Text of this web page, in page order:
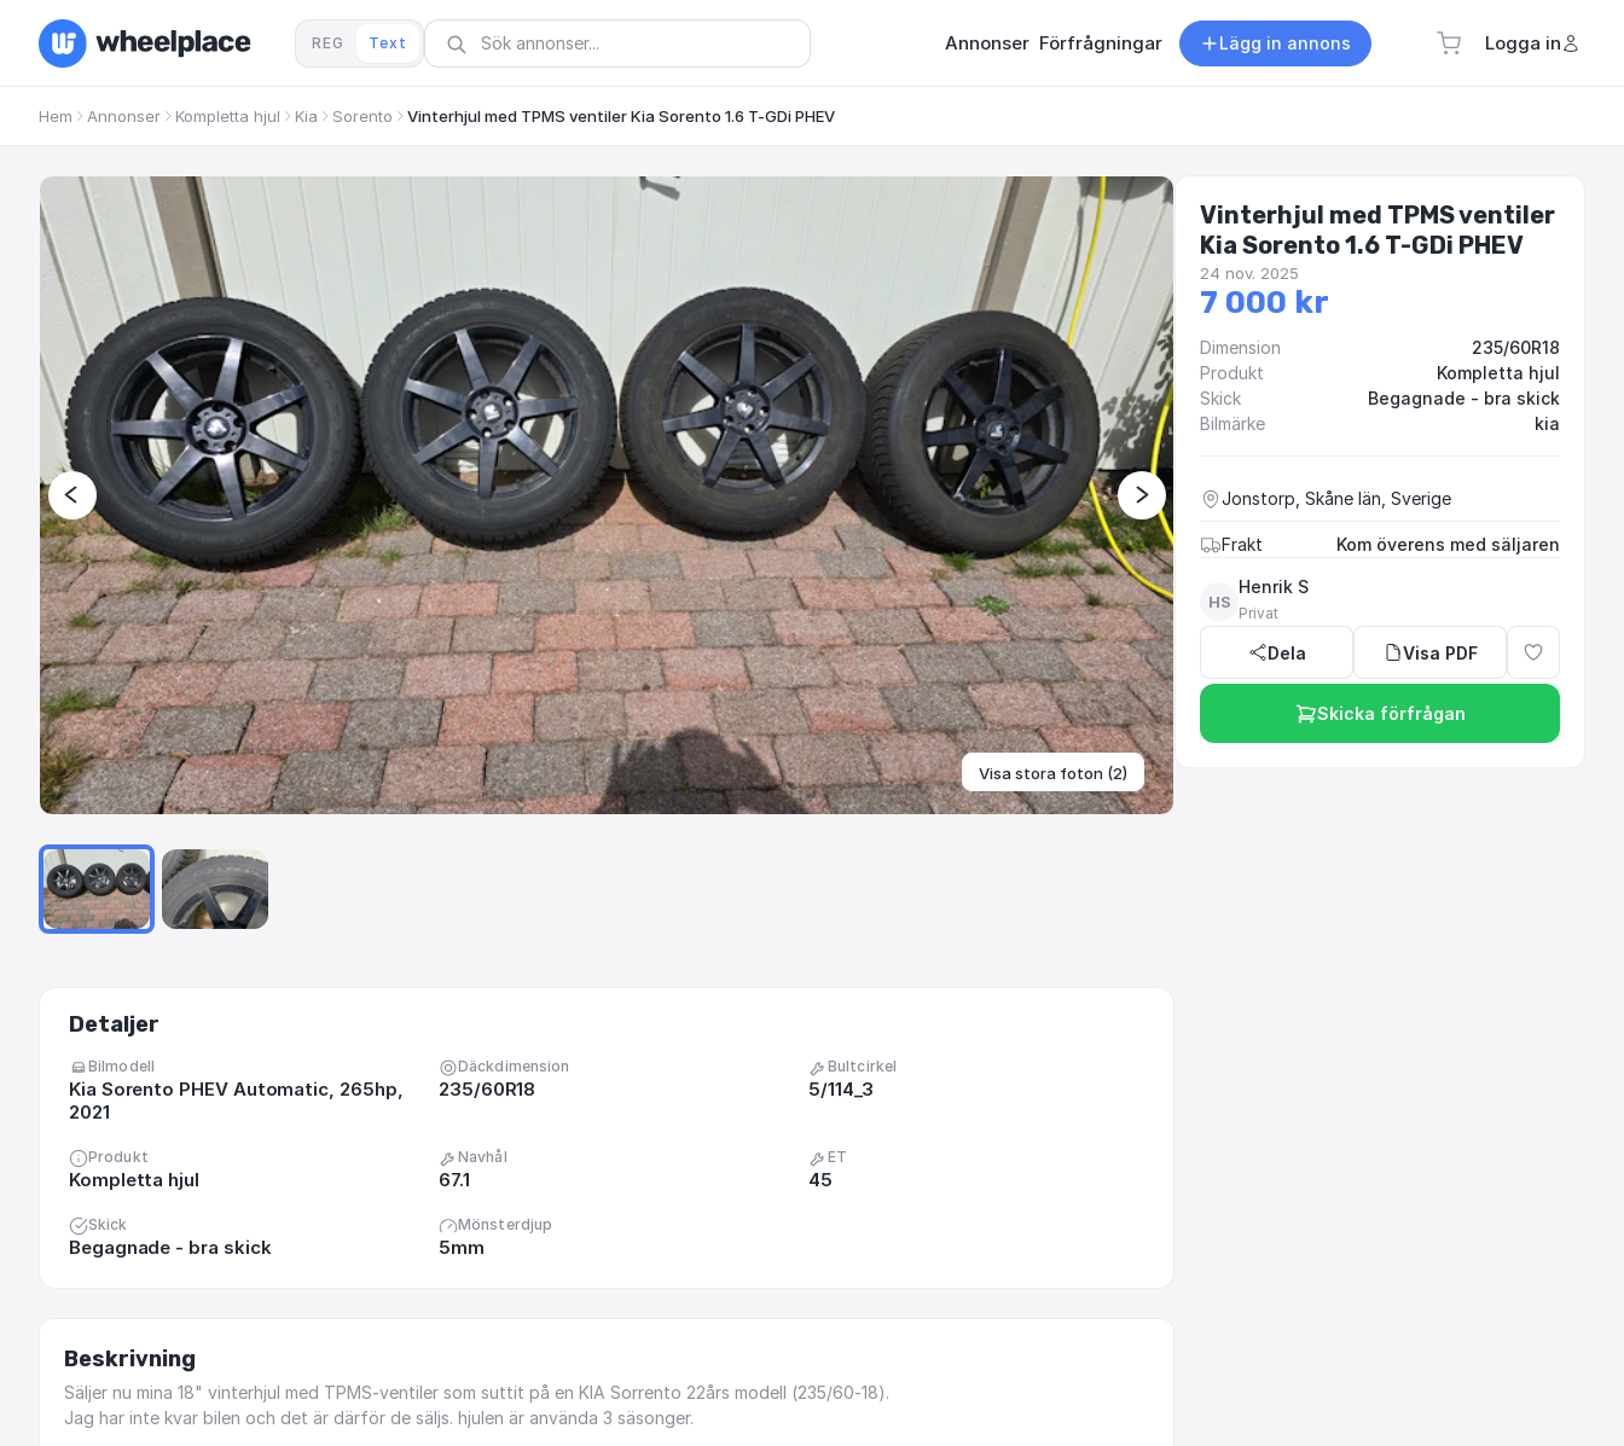
REG Text Annonser Förfrågningar Lägg in annons Logga in
Hem Annonser Kompletta hjul Kia Sorento Vinterhjul med TPMS ventiler Kia Sorento 1.6 T-GDi PHEV
Visa stora foton (2)
Detaljer
Bilmodell
Kia Sorento PHEV Automatic, 265hp,
2021
Däckdimension
235/60R18
Bultcirkel
5/114_3
Produkt
Kompletta hjul
Navhål
67.1
ET
45
Skick
Begagnade - bra skick
Mönsterdjup
5mm
Beskrivning
Säljer nu mina 18" vinterhjul med TPMS-ventiler som suttit på en KIA Sorrento 22års modell (235​/​60-18).
Jag har inte kvar bilen och det är därför de säljs. hjulen är använda 3 säsonger.
Vinterhjul med TPMS ventiler
Kia Sorento 1.6 T-GDi PHEV
24 nov. 2025
7 000 kr
Dimension
235/60R18
Produkt
Kompletta hjul
Skick
Begagnade - bra skick
Bilmärke
kia
Jonstorp, Skåne län, Sverige
Frakt Kom överens med säljaren
HS
Henrik S
Privat
Dela Visa PDF
Skicka förfrågan